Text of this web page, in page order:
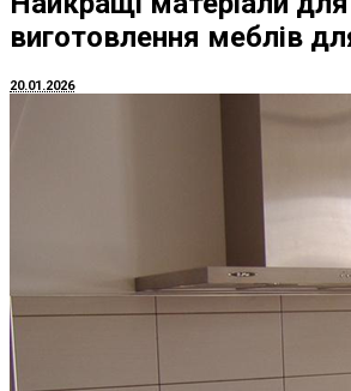
виготовлення меблів
20.01.2026